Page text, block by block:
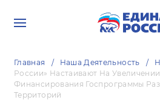
Главная Наша Деятельность
России» Настаивают На
Финансирования Госпрограммы
Территорий